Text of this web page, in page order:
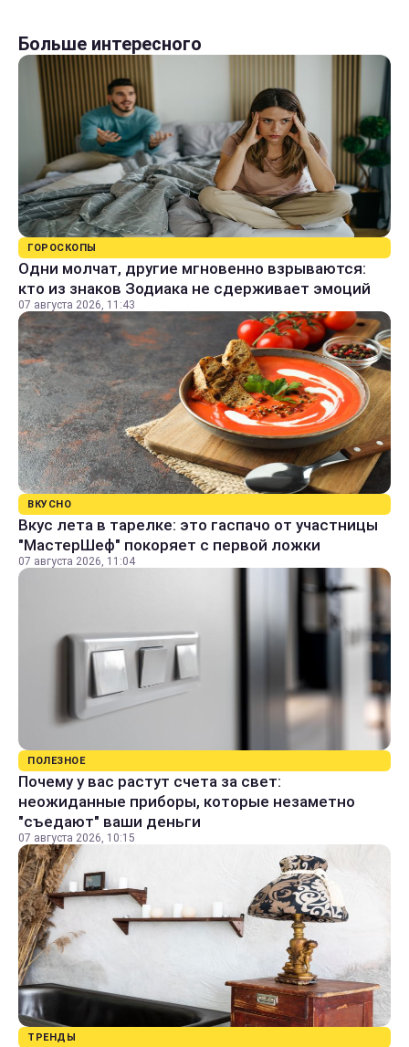
Больше интересного
ГОРОСКОПЫ
Одни молчат, другие мгновенно взрываются:
кто из знаков Зодиака не сдерживает эмоций
07 августа 2026, 11:43
ВКУСНО
Вкус лета в тарелке: это гаспачо от участницы
"МастерШеф" покоряет с первой ложки
07 августа 2026, 11:04
ПОЛЕЗНОЕ
Почему у вас растут счета за свет:
неожиданные приборы, которые незаметно
"съедают" ваши деньги
07 августа 2026, 10:15
ТРЕНДЫ